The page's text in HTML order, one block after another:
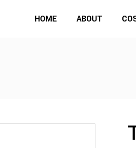
HOME ABOUT